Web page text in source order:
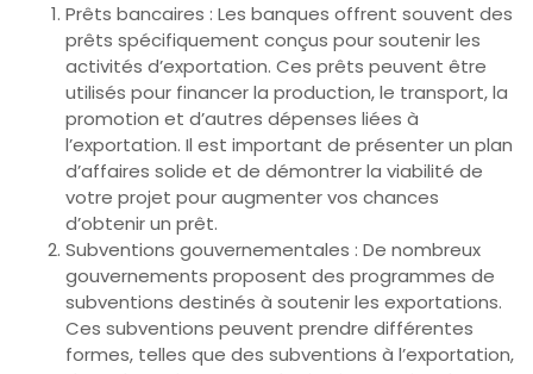
Prêts bancaires : Les banques offrent souvent des
prêts spécifiquement conçus pour soutenir les
activités d’exportation. Ces prêts peuvent être
utilisés pour financer la production, le transport, la
promotion et d’autres dépenses liées à
l’exportation. Il est important de présenter un plan
d’affaires solide et de démontrer la viabilité de
votre projet pour augmenter vos chances
d’obtenir un prêt.
Subventions gouvernementales : De nombreux
gouvernements proposent des programmes de
subventions destinés à soutenir les exportations.
Ces subventions peuvent prendre différentes
formes, telles que des subventions à l’exportation,